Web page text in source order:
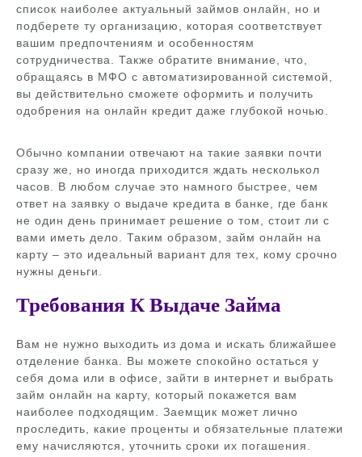
список наиболее актуальный займов онлайн, но и
подберете ту организацию, которая соответствует
вашим предпочтениям и особенностям
сотрудничества. Также обратите внимание, что,
обращаясь в МФО с автоматизированной системой,
вы действительно сможете оформить и получить
одобрения на онлайн кредит даже глубокой ночью.
Обычно компании отвечают на такие заявки почти
сразу же, но иногда приходится ждать несколькол
часов. В любом случае это намного быстрее, чем
ответ на заявку о выдаче кредита в банке, где банк
не один день принимает решение о том, стоит ли с
вами иметь дело. Таким образом, займ онлайн на
карту – это идеальный вариант для тех, кому срочно
нужны деньги.
Требования К Выдаче Займа
Вам не нужно выходить из дома и искать ближайшее
отделение банка. Вы можете спокойно остаться у
себя дома или в офисе, зайти в интернет и выбрать
займ онлайн на карту, который покажется вам
наиболее подходящим. Заемщик может лично
проследить, какие проценты и обязательные платежи
ему начисляются, уточнить сроки их погашения.